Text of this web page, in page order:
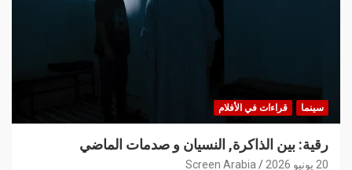
سينما قراءات في الأفلام
رقية: بين الذاكرة, النسيان و صدمات الماضي
20 يونيو 2026 Screen Arabia